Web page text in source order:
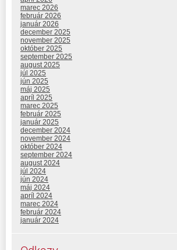
marec 2026
február 2026
január 2026
december 2025
november 2025
október 2025
september 2025
august 2025
júl 2025
jún 2025
máj 2025
apríl 2025
marec 2025
február 2025
január 2025
december 2024
november 2024
október 2024
september 2024
august 2024
júl 2024
jún 2024
máj 2024
apríl 2024
marec 2024
február 2024
január 2024